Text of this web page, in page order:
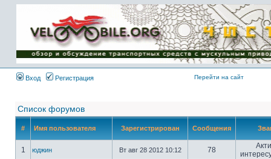
Имя пользователя:
Пароль:
{ LOG_ME_IN_SHORT
}
Вход
Регистрация Перейти на сайт
Список форумов
# Имя пользователя Зарегистрирован Сообщения
1 юджин Вт авг 28 2012 10:12 78